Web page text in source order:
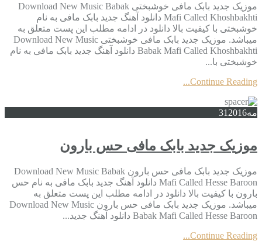
موزیک جدید بابک مافی خوشبختی Download New Music Babak
Mafi Called Khoshbakhti دانلود آهنگ جدید بابک مافی به نام
خوشبختی با کیفیت بالا دانلود در ادامه مطلب این پست متعلق به
میباشد. موزیک جدید بابک مافی خوشبختی Download New Music
Babak Mafi Called Khoshbakhti دانلود آهنگ جدید بابک مافی به نام
خوشبختی با...
Continue Reading...
مه 31 2016
موزیک جدید بابک مافی حس بارون
موزیک جدید بابک مافی حس بارون Download New Music Babak
Mafi Called Hesse Baroon دانلود آهنگ جدید بابک مافی به نام حس
بارون با کیفیت بالا دانلود در ادامه مطلب این پست متعلق به
میباشد. موزیک جدید بابک مافی حس بارون Download New Music
Babak Mafi Called Hesse Baroon دانلود آهنگ جدید...
Continue Reading...